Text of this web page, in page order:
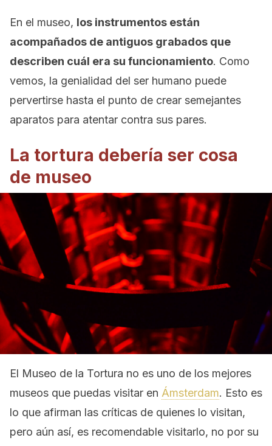
En el museo, los instrumentos están
acompañados de antiguos grabados que
describen cuál era su funcionamiento. Como
vemos, la genialidad del ser humano puede
pervertirse hasta el punto de crear semejantes
aparatos para atentar contra sus pares.
La tortura debería ser cosa
de museo
El Museo de la Tortura no es uno de los mejores
museos que puedas visitar en Ámsterdam. Esto es
lo que afirman las críticas de quienes lo visitan,
pero aún así, es recomendable visitarlo, no por su